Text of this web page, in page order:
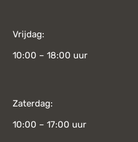
Vrijdag:
10:00 – 18:00 uur
Zaterdag:
10:00 – 17:00 uur